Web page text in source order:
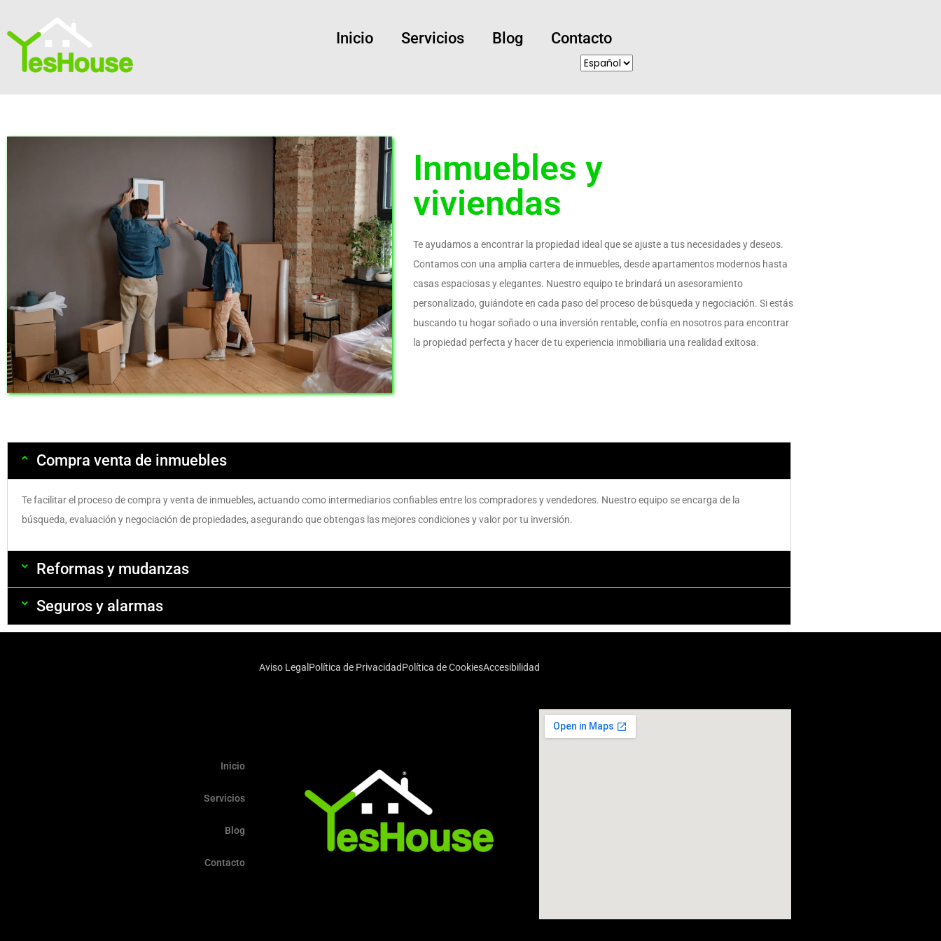
Inicio Servicios Blog Contacto
Inmuebles y
viviendas
Te ayudamos a encontrar la propiedad ideal que se ajuste a tus necesidades y deseos.
Contamos con una amplia cartera de inmuebles, desde apartamentos modernos hasta
casas espaciosas y elegantes. Nuestro equipo te brindará un asesoramiento
personalizado, guiándote en cada paso del proceso de búsqueda y negociación. Si estás
buscando tu hogar soñado o una inversión rentable, confía en nosotros para encontrar
la propiedad perfecta y hacer de tu experiencia inmobiliaria una realidad exitosa.
Compra venta de inmuebles
Te facilitar el proceso de compra y venta de inmuebles, actuando como intermediarios confiables entre los compradores y vendedores. Nuestro equipo se encarga de la
búsqueda, evaluación y negociación de propiedades, asegurando que obtengas las mejores condiciones y valor por tu inversión.
Reformas y mudanzas
Seguros y alarmas
Aviso Legal Política de PrivacidadPolítica de CookiesAccesibilidad
Inicio
Servicios
Blog
Contacto